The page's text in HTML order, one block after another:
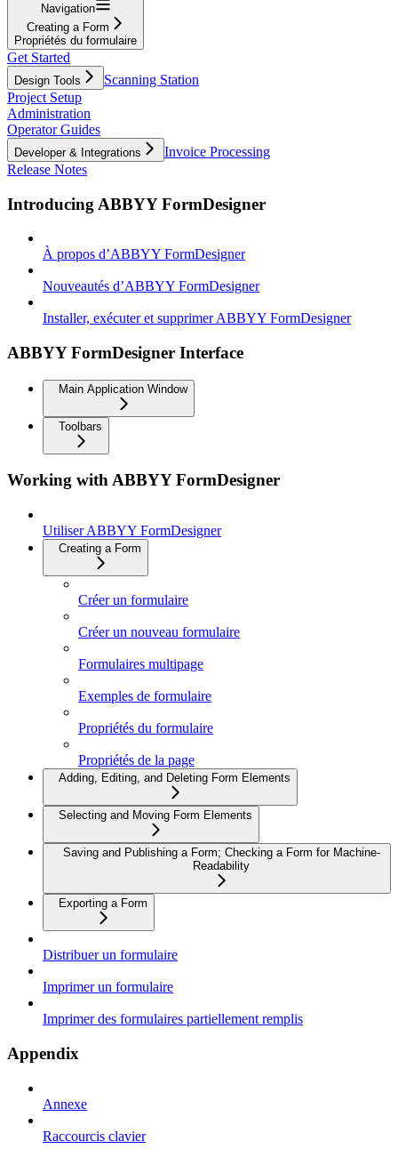
Navigation
Creating a Form
Propriétés du formulaire
Get Started
Design Tools
Scanning Station
Project Setup
Administration
Operator Guides
Developer & Integrations
Invoice Processing
Release Notes
Introducing ABBYY FormDesigner
À propos d’ABBYY FormDesigner
Nouveautés d’ABBYY FormDesigner
Installer, exécuter et supprimer ABBYY FormDesigner
ABBYY FormDesigner Interface
Main Application Window
Toolbars
Working with ABBYY FormDesigner
Utiliser ABBYY FormDesigner
Creating a Form
Créer un formulaire
Créer un nouveau formulaire
Formulaires multipage
Exemples de formulaire
Propriétés du formulaire
Propriétés de la page
Adding, Editing, and Deleting Form Elements
Selecting and Moving Form Elements
Saving and Publishing a Form; Checking a Form for Machine-
Readability
Exporting a Form
Distribuer un formulaire
Imprimer un formulaire
Imprimer des formulaires partiellement remplis
Appendix
Annexe
Raccourcis clavier